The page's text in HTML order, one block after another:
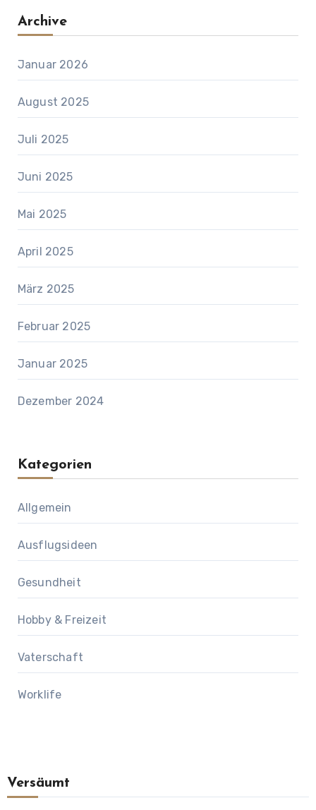
Archive
Januar 2026
August 2025
Juli 2025
Juni 2025
Mai 2025
April 2025
März 2025
Februar 2025
Januar 2025
Dezember 2024
Kategorien
Allgemein
Ausflugsideen
Gesundheit
Hobby & Freizeit
Vaterschaft
Worklife
Versäumt